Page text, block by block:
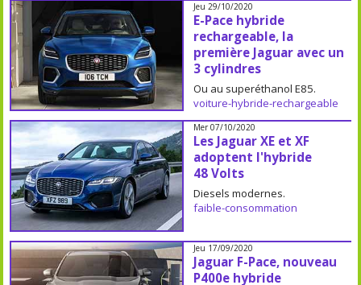
Jeu 29/10/2020
E-Pace hybride
rechargeable, la
première Jaguar avec un
3 cylindres
Ou au superéthanol E85.
voiture-hybride-rechargeable
Mer 07/10/2020
Les Jaguar XE et XF
adoptent l'hybride
48 Volts
Diesels modernes.
faible-consommation
Jeu 17/09/2020
Jaguar F-Pace, nouveau
P400e hybride